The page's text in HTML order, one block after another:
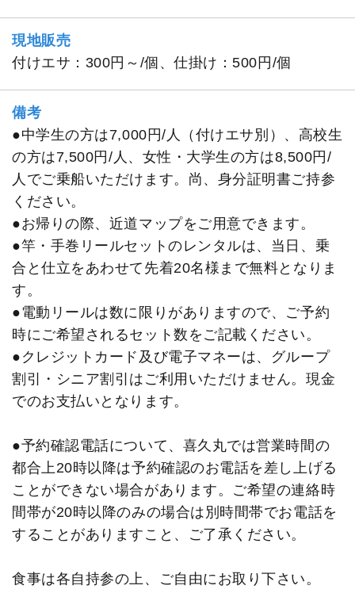
現地販売
付けエサ：300円～/個、仕掛け：500円/個
備考
●中学生の方は7,000円/人（付けエサ別）、高校生
の方は7,500円/人、女性・大学生の方は8,500円/
人でご乗船いただけます。尚、身分証明書ご持参
ください。
●お帰りの際、近道マップをご用意できます。
●竿・手巻リールセットのレンタルは、当日、乗
合と仕立をあわせて先着20名様まで無料となりま
す。
●電動リールは数に限りがありますので、ご予約
時にご希望されるセット数をご記載ください。
●クレジットカード及び電子マネーは、グループ
割引・シニア割引はご利用いただけません。現金
でのお支払いとなります。
●予約確認電話について、喜久丸では営業時間の
都合上20時以降は予約確認のお電話を差し上げる
ことができない場合があります。ご希望の連絡時
間帯が20時以降のみの場合は別時間帯でお電話を
することがありますこと、ご了承ください。
食事は各自持参の上、ご自由にお取り下さい。